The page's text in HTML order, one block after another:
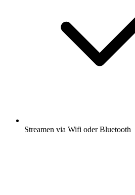
Streamen via Wifi oder Bluetooth